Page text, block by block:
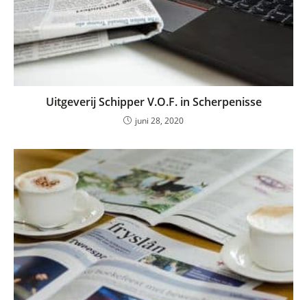
Uitgeverij Schipper V.O.F. in Scherpenisse
juni 28, 2020